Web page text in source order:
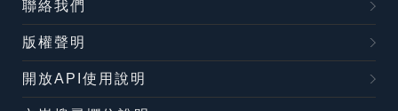
聯絡我們
版權聲明
開放API使用說明